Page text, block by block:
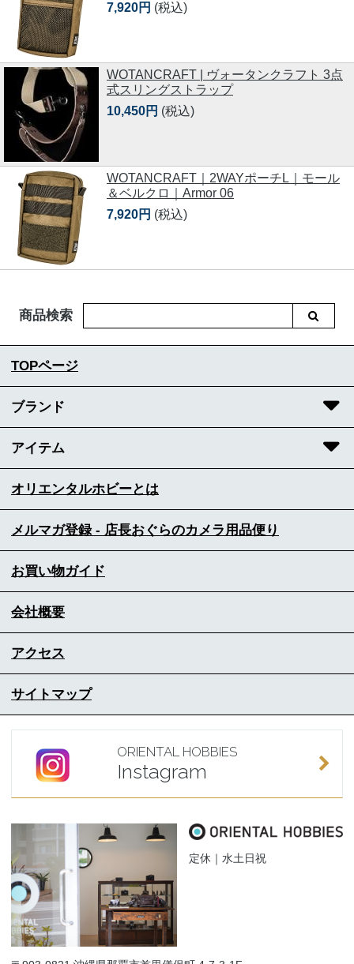
7,920円 (税込)
WOTANCRAFT | ヴォータンクラフト 3点
式スリングストラップ
10,450円 (税込)
WOTANCRAFT｜2WAYポーチL｜モール
＆ベルクロ｜Armor 06
7,920円 (税込)
商品検索
TOPページ
ブランド
アイテム
オリエンタルホビーとは
メルマガ登録 - 店長おぐらのカメラ用品便り
お買い物ガイド
会社概要
アクセス
サイトマップ
ORIENTAL HOBBIES
Instagram
定休｜水土日祝